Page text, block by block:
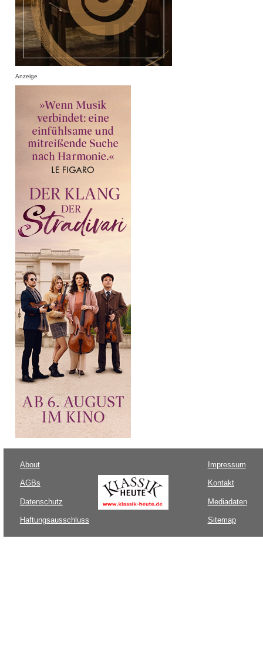
Anzeige
About
AGBs
Datenschutz
Haftungsausschluss
Impressum
Kontakt
Mediadaten
Sitemap